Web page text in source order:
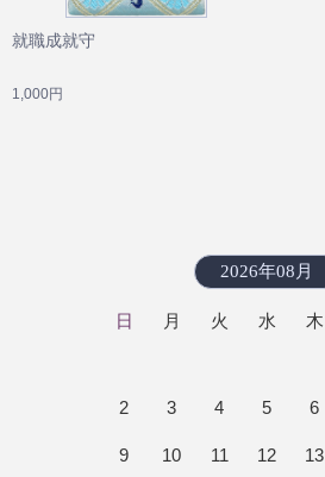
就職成就守
1,000円
2026年08月
日 月 火 水 木
2 3 4 5 6
9 10 11 12 13